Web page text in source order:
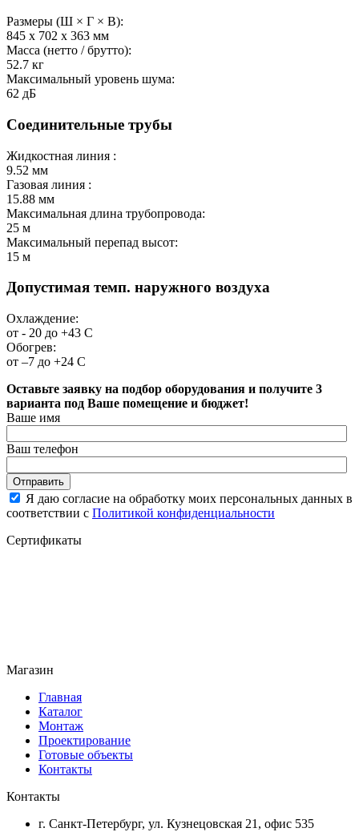
Размеры (Ш × Г × В):
845 х 702 х 363 мм
Масса (нетто / брутто):
52.7 кг
Максимальный уровень шума:
62 дБ
Соединительные трубы
Жидкостная линия :
9.52 мм
Газовая линия :
15.88 мм
Максимальная длина трубопровода:
25 м
Максимальный перепад высот:
15 м
Допустимая темп. наружного воздуха
Охлаждение:
от - 20 до +43 С
Обогрев:
от –7 до +24 С
Оставьте заявку на подбор оборудования и получите 3
варианта под Ваше помещение и бюджет!
Ваше имя
Ваш телефон
Отправить
Я даю согласие на обработку моих персональных данных в
соответствии с Политикой конфиденциальности
Сертификаты
Магазин
Главная
Каталог
Монтаж
Проектирование
Готовые объекты
Контакты
Контакты
г. Санкт-Петербург, ул. Кузнецовская 21, офис 535